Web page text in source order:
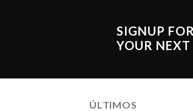
SIGNUP
YOUR NEXT
ÚLTIMOS